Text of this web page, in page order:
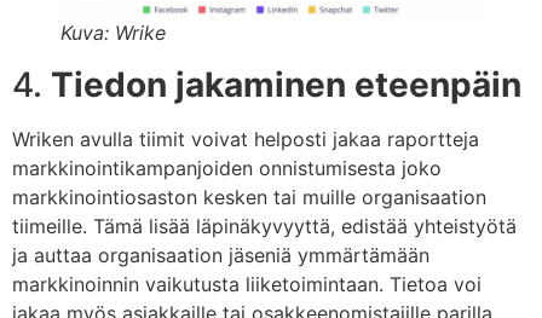
Kuva: Wrike
4. Tiedon jakaminen eteenpäin
Wriken avulla tiimit voivat helposti jakaa raportteja
markkinointikampanjoiden onnistumisesta joko
markkinointiosaston kesken tai muille organisaation
tiimeille. Tämä lisää läpinäkyvyyttä, edistää yhteistyötä
ja auttaa organisaation jäseniä ymmärtämään
markkinoinnin vaikutusta liiketoimintaan. Tietoa voi